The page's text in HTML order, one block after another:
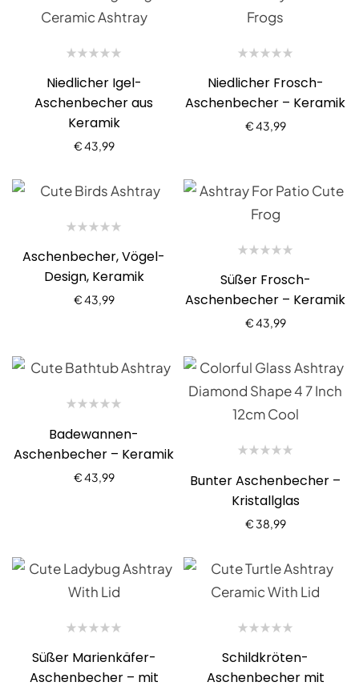
Niedlicher Igel-
Aschenbecher aus
Keramik
€43,99
Niedlicher Frosch-
Aschenbecher – Keramik
€43,99
Aschenbecher, Vögel-
Design, Keramik
€43,99
Süßer Frosch-
Aschenbecher – Keramik
€43,99
Badewannen-
Aschenbecher – Keramik
€43,99
Bunter Aschenbecher –
Kristallglas
€ 38,99
Süßer Marienkäfer-
Aschenbecher – mit
Schildkröten-
Aschenbecher mit